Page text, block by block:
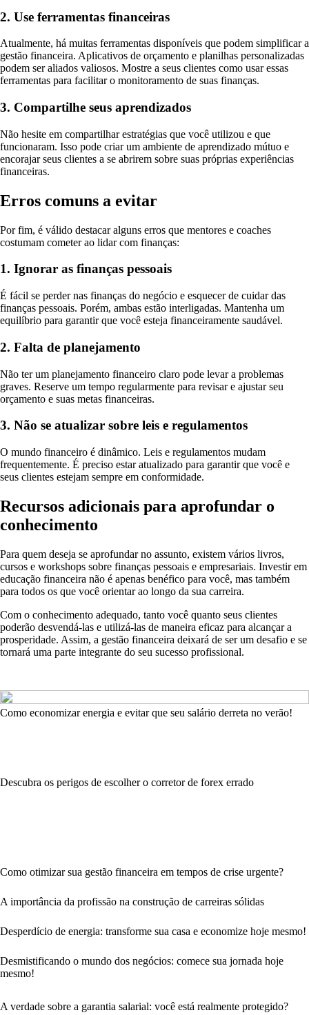
2. Use ferramentas financeiras
Atualmente, há muitas ferramentas disponíveis que podem simplificar a
gestão financeira. Aplicativos de orçamento e planilhas personalizadas
podem ser aliados valiosos. Mostre a seus clientes como usar essas
ferramentas para facilitar o monitoramento de suas finanças.
3. Compartilhe seus aprendizados
Não hesite em compartilhar estratégias que você utilizou e que
funcionaram. Isso pode criar um ambiente de aprendizado mútuo e
encorajar seus clientes a se abrirem sobre suas próprias experiências
financeiras.
Erros comuns a evitar
Por fim, é válido destacar alguns erros que mentores e coaches
costumam cometer ao lidar com finanças:
1. Ignorar as finanças pessoais
É fácil se perder nas finanças do negócio e esquecer de cuidar das
finanças pessoais. Porém, ambas estão interligadas. Mantenha um
equilíbrio para garantir que você esteja financeiramente saudável.
2. Falta de planejamento
Não ter um planejamento financeiro claro pode levar a problemas
graves. Reserve um tempo regularmente para revisar e ajustar seu
orçamento e suas metas financeiras.
3. Não se atualizar sobre leis e regulamentos
O mundo financeiro é dinâmico. Leis e regulamentos mudam
frequentemente. É preciso estar atualizado para garantir que você e
seus clientes estejam sempre em conformidade.
Recursos adicionais para aprofundar o
conhecimento
Para quem deseja se aprofundar no assunto, existem vários livros,
cursos e workshops sobre finanças pessoais e empresariais. Investir em
educação financeira não é apenas benéfico para você, mas também
para todos os que você orientar ao longo da sua carreira.
Com o conhecimento adequado, tanto você quanto seus clientes
poderão desvendá-las e utilizá-las de maneira eficaz para alcançar a
prosperidade. Assim, a gestão financeira deixará de ser um desafio e se
tornará uma parte integrante do seu sucesso profissional.
Como economizar energia e evitar que seu salário derreta no verão!
Descubra os perigos de escolher o corretor de forex errado
Como otimizar sua gestão financeira em tempos de crise urgente?
A importância da profissão na construção de carreiras sólidas
Desperdício de energia: transforme sua casa e economize hoje mesmo!
Desmistificando o mundo dos negócios: comece sua jornada hoje
mesmo!
A verdade sobre a garantia salarial: você está realmente protegido?